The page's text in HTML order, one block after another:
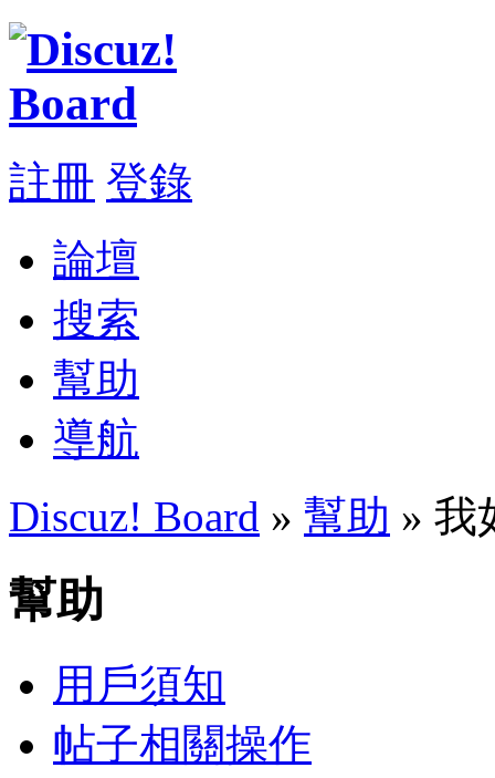
註冊 登錄
論壇
搜索
幫助
導航
Discuz! Board » 幫助 » 我
幫助
用戶須知
帖子相關操作